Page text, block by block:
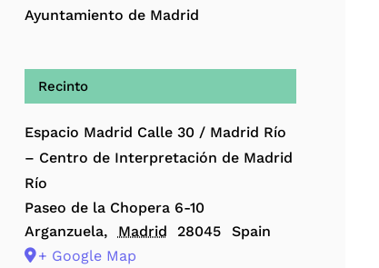
Ayuntamiento de Madrid
Recinto
Espacio Madrid Calle 30 / Madrid Río
– Centro de Interpretación de Madrid
Río
Paseo de la Chopera 6-10
Arganzuela, Madrid 28045
Spain
+ Google Map